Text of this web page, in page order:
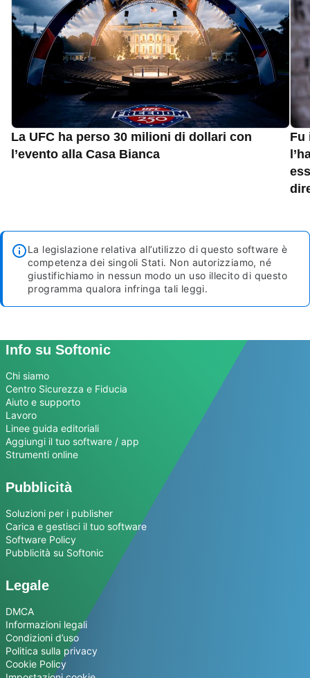
La UFC ha perso 30 milioni di dollari con
l’evento alla Casa Bianca
Fu
La legislazione relativa all’utilizzo di questo software è
competenza dei singoli Stati. Non autorizziamo, né
giustifichiamo in nessun modo un uso illecito di questo
programma qualora infringa tali leggi.
Info su Softonic
Chi siamo
Centro Sicurezza e Fiducia
Aiuto e supporto
Lavoro
Linee guida editoriali
Aggiungi il tuo software / app
Strumenti online
Pubblicità
Soluzioni per i publisher
Carica e gestisci il tuo software
Software Policy
Pubblicità su Softonic
Legale
DMCA
Informazioni legali
Condizioni d’uso
Politica sulla privacy
Cookie Policy